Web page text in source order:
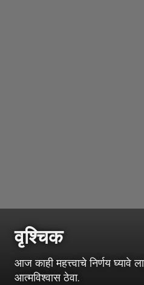
वृश्चिक
आज काही महत्त्वाचे निर्णय
आत्मविश्वास ठेवा.